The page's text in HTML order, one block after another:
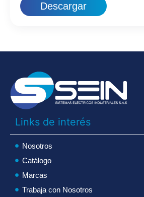
Descargar
Links de interés
Nosotros
Catálogo
Marcas
Trabaja con Nosotros